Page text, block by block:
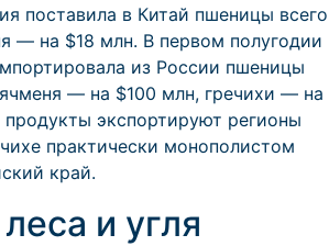
поставила в Китай пшеницы всего
— на $18 млн. В первом полугодии
из России пшеницы
— на $100 млн, гречихи — на
экспортируют регионы
практически монополистом
край.
и угля